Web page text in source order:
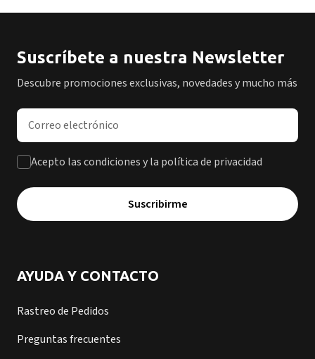
Suscríbete a nuestra Newsletter
Descubre promociones exclusivas, novedades y mucho más
Dirección de correo electrónico
Acepto las condiciones y la política de privacidad
Suscribirme
AYUDA Y CONTACTO
Rastreo de Pedidos
Preguntas frecuentes